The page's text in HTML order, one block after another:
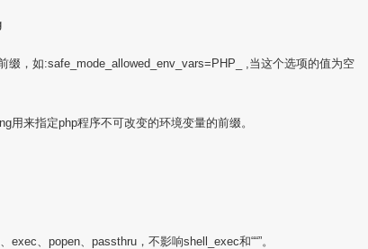
缀，如:safe_mode_allowed_env_vars=PHP_ ,当这个选项的值为空
用来指定php程序不可改变的环境变量的前缀。
、popen、passthru，不影响shell_exec和““”。